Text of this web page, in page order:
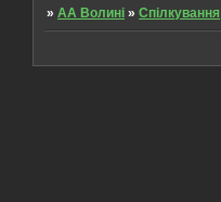
»AA Волині »Спілкування